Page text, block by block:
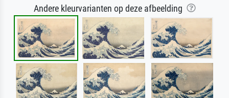
Andere kleurvarianten op deze afbeelding